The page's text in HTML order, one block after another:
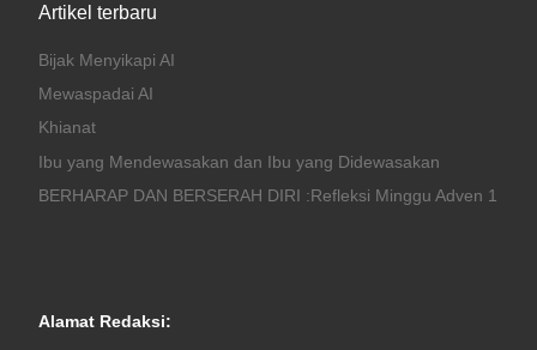
Artikel terbaru
Bijak Menyikapi AI
Mewaspadai AI
Khianat
Ibu yang Mendewasakan dan Ibu yang Didewasakan
BERHARAP DAN BERSERAH DIRI :Refleksi Minggu Adven 1
Alamat Redaksi: